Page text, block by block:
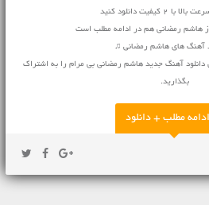
2 کیفیت دانلود کنید
هاشم رمضانی هم در ادامه مطلب است
آهنگ های هاشم رمضانی ♫
آهنگ جدید هاشم رمضانی بی مرام را به اشتراک
بگذارید.
ادامه مطلب + دانلود